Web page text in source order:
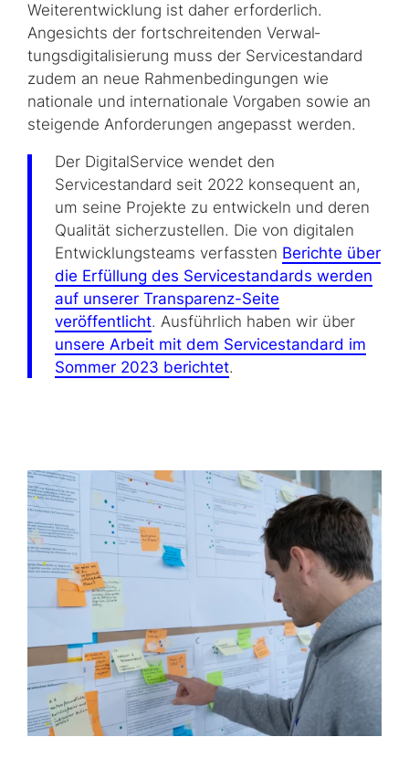
Weiterentwicklung ist daher erforderlich.
Angesichts der fortschreitenden Ver­wal­
tungsdigitalisierung muss der Servicestandard
zudem an neue Rahmenbedingungen wie
nationale und internationale Vorgaben sowie an
steigende Anforderungen angepasst werden.
Der DigitalService wendet den
Servicestandard seit 2022 konsequent an,
um seine Projekte zu entwickeln und deren
Qualität sicherzustellen. Die von digitalen
Entwicklungsteams verfassten Berichte über
die Erfüllung des Servicestandards werden
auf unserer Transparenz-Seite
veröffentlicht. Ausführlich haben wir über
unsere Arbeit mit dem Servicestandard im
Sommer 2023 berichtet.